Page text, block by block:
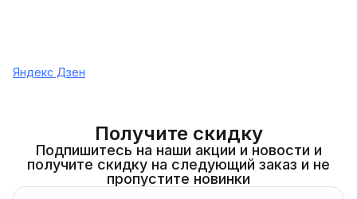
Яндекс Дзен
Получите скидку
Подпишитесь на наши акции и новости и
получите скидку на следующий заказ и не
пропустите новинки